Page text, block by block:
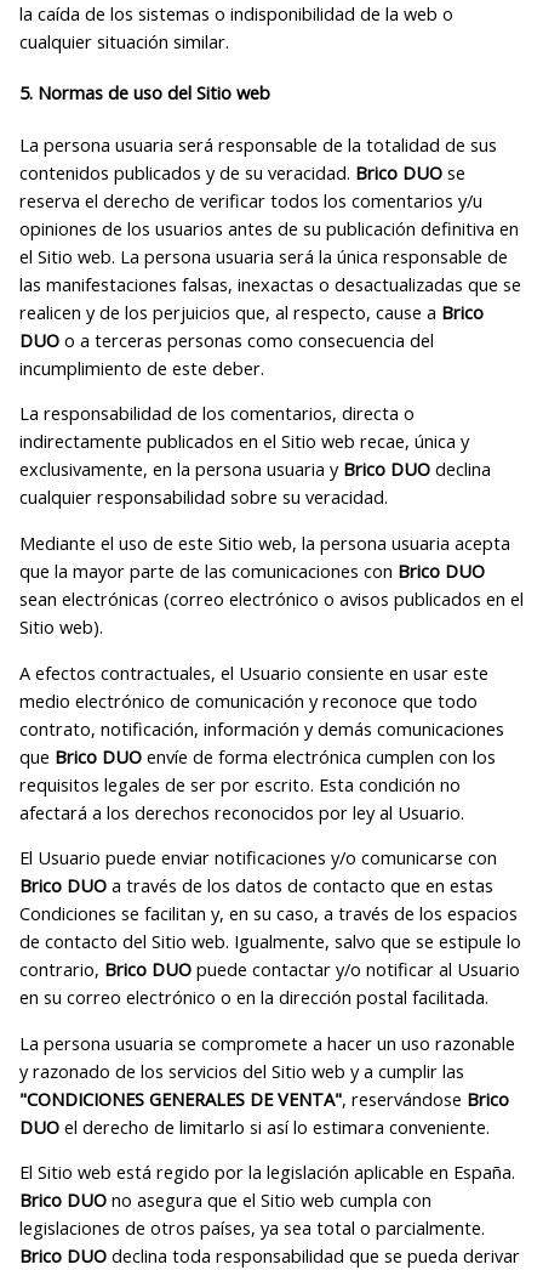
la caída de los sistemas o indisponibilidad de la web o
cualquier situación similar.
5. Normas de uso del Sitio web
La persona usuaria será responsable de la totalidad de sus
contenidos publicados y de su veracidad. Brico DUOse
reserva el derecho de verificar todos los comentarios y/u
opiniones de los usuarios antes de su publicación definitiva en
el Sitio web. La persona usuaria será la única responsable de
las manifestaciones falsas, inexactas o desactualizadas que se
realicen y de los perjuicios que, al respecto, cause a Brico
DUOo a terceras personas como consecuencia del
incumplimiento de este deber.
La responsabilidad de los comentarios, directa o
indirectamente publicados en el Sitio web recae, única y
exclusivamente, en la persona usuaria y Brico DUOdeclina
cualquier responsabilidad sobre su veracidad.
Mediante el uso de este Sitio web, la persona usuaria acepta
que la mayor parte de las comunicaciones con Brico DUO
sean electrónicas (correo electrónico o avisos publicados en el
Sitio web).
A efectos contractuales, el Usuario consiente en usar este
medio electrónico de comunicación y reconoce que todo
contrato, notificación, información y demás comunicaciones
que Brico DUOenvíe de forma electrónica cumplen con los
requisitos legales de ser por escrito. Esta condición no
afectará a los derechos reconocidos por ley al Usuario.
El Usuario puede enviar notificaciones y/o comunicarse con
Brico DUOa través de los datos de contacto que en estas
Condiciones se facilitan y, en su caso, a través de los espacios
de contacto del Sitio web. Igualmente, salvo que se estipule lo
contrario, Brico DUOpuede contactar y/o notificar al Usuario
en su correo electrónico o en la dirección postal facilitada.
La persona usuaria se compromete a hacer un uso razonable
y razonado de los servicios del Sitio web y a cumplir las
"CONDICIONES GENERALES DE VENTA", reservándose Brico
DUOel derecho de limitarlo si así lo estimara conveniente.
El Sitio web está regido por la legislación aplicable en España.
Brico DUOno asegura que el Sitio web cumpla con
legislaciones de otros países, ya sea total o parcialmente.
Brico DUOdeclina toda responsabilidad que se pueda derivar